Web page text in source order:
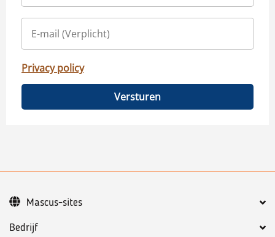
Privacy policy
Versturen
Bedrijf
Mascus-sites